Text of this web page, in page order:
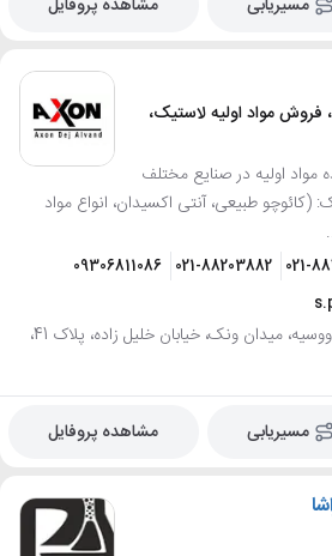
فروش مواد اولیه لاستیک،
مواد اولیه در صنایع مختلف
(کائوچو طبیعی، آنتی اکسیدان، انواع مواد
021-
021-88203882
09306811086
تهران، منطقه 3، محله کاووسیه، میدان ونک، خیابان خلیل زاده، پلاک 41،
مسیریابی مشاهده پروفایل